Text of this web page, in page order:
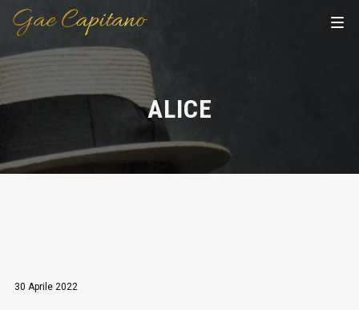
ALICE
30 Aprile 2022